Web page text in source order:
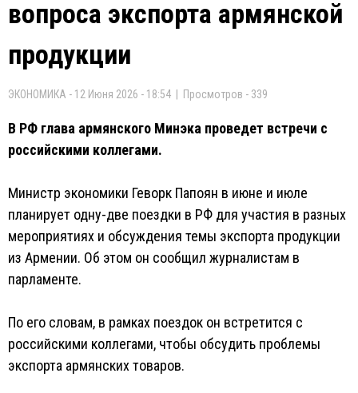
вопроса экспорта армянской
продукции
ЭКОНОМИКА - 12 Июня 2026 - 18:54 | Просмотров - 339
В РФ глава армянского Минэка проведет встречи с
российскими коллегами.
Министр экономики Геворк Папоян в июне и июле
планирует одну-две поездки в РФ для участия в разных
мероприятиях и обсуждения темы экспорта продукции
из Армении. Об этом он сообщил журналистам в
парламенте.
По его словам, в рамках поездок он встретится с
российскими коллегами, чтобы обсудить проблемы
экспорта армянских товаров.